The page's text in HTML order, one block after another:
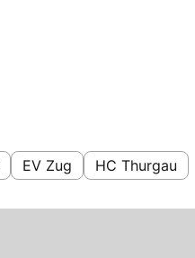
EV Zug HC Thurgau